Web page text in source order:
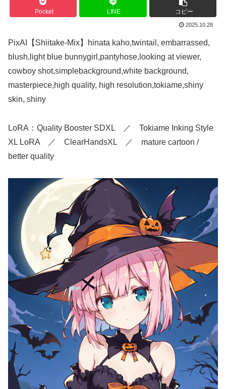
Pocket LINE コピー
2025.10.28
PixAI【Shiitake-Mix】hinata kaho,twintail, embarrassed,
blush,light blue bunnygirl,pantyhose,looking at viewer,
cowboy shot,simplebackground,white background,
masterpiece,high quality, high resolution,tokiame,shiny
skin, shiny
LoRA：Quality Booster SDXL ／ Tokiame Inking Style
XL LoRA ／ ClearHandsXL ／ mature cartoon /
better quality